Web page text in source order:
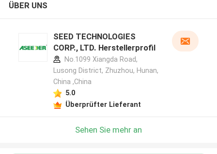
ÜBER UNS
SEED TECHNOLOGIES
CORP., LTD. Herstellerprofil
No.1099 Xiangda Road,
Lusong District, Zhuzhou, Hunan,
China ,China
5.0
Überprüfter Lieferant
Sehen Sie mehr an